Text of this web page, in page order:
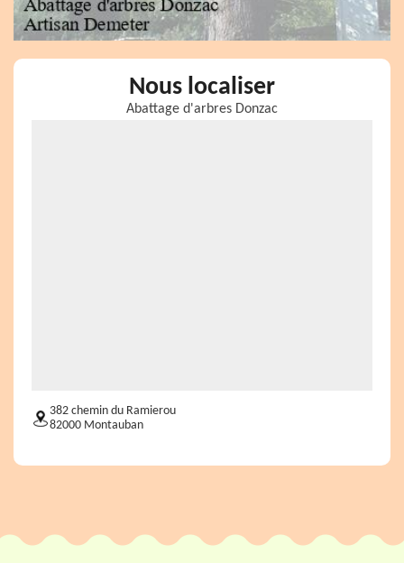
Nous localiser
Abattage d'arbres Donzac
382 chemin du Ramierou
82000 Montauban